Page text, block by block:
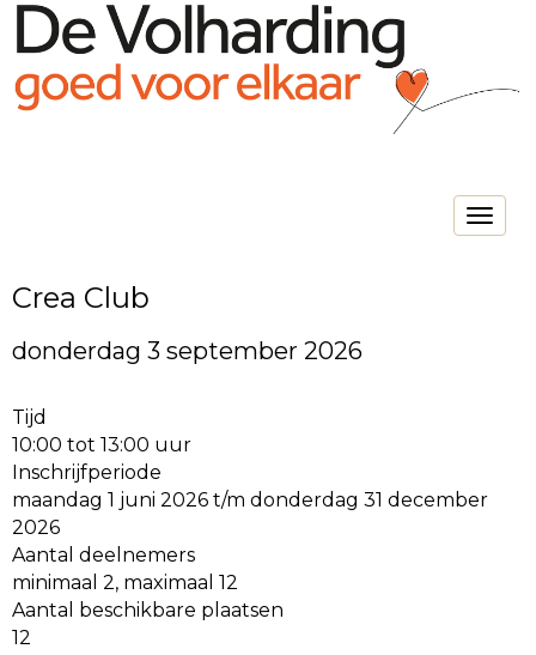
Toggle
Crea Club
donderdag 3 september 2026
Tijd
10:00 tot 13:00 uur
Inschrijfperiode
maandag 1 juni 2026 t/m donderdag 31 december
2026
Aantal deelnemers
minimaal 2, maximaal 12
Aantal beschikbare plaatsen
12